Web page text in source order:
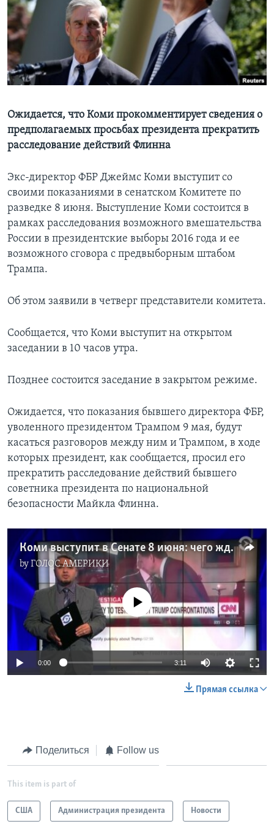
Learning English
СОЦИАЛЬНЫЕ СЕТИ
Языки
Ожидается, что Коми прокомментирует сведения о
предполагаемых просьбах президента прекратить
расследование действий Флинна
Экс-директор ФБР Джеймс Коми выступит со
своими показаниями в сенатском Комитете по
разведке 8 июня. Выступление Коми состоится в
рамках расследования возможного вмешательства
России в президентские выборы 2016 года и ее
возможного сговора с предвыборным штабом
Трампа.
Об этом заявили в четверг представители комитета.
Сообщается, что Коми выступит на открытом
заседании в 10 часов утра.
Позднее состоится заседание в закрытом режиме.
Ожидается, что показания бывшего директора ФБР,
уволенного президентом Трампом 9 мая, будут
касаться разговоров между ним и Трампом, в ходе
которых президент, как сообщается, просил его
прекратить расследование действий бывшего
советника президента по национальной
безопасности Майкла Флинна.
Коми выступит в Сенате 8 июня: чего ждать от слушаний?
byГОЛОС АМЕРИКИ
No media source currently available
0:00 3:11
Прямая ссылка
Поделиться Follow us
This item is part of
США Администрация президента Новости